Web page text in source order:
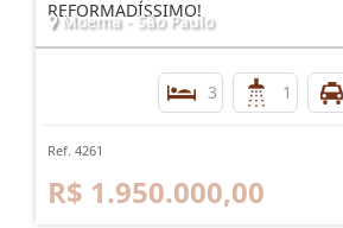
REFORMADÍSSIMO!
Moema - São Paulo
3 1
Ref. 4261
R$ 1.950.000,00